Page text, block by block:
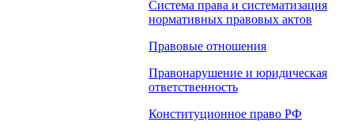
Система права и систематизация
нормативных правовых актов
Правовые отношения
Правонарушение и юридическая
ответственность
Конституционное право РФ